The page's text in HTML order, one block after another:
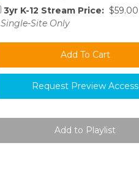
3yr K-12 Stream Price: $59.00
Single-Site Only
Request Preview Access